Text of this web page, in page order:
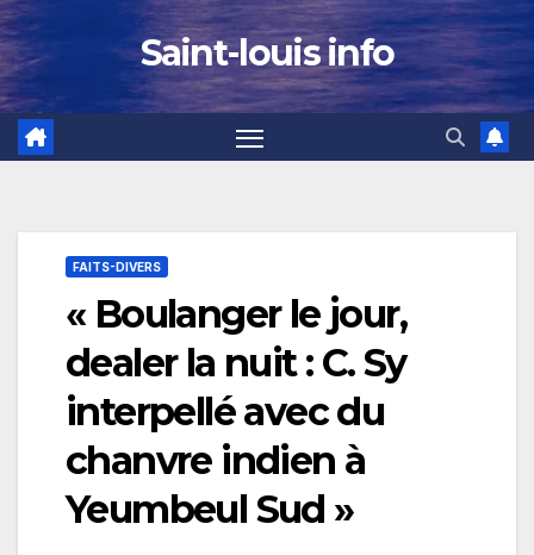
Saint-louis info
FAITS-DIVERS
« Boulanger le jour,
dealer la nuit : C. Sy
interpellé avec du
chanvre indien à
Yeumbeul Sud »